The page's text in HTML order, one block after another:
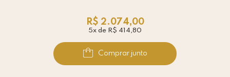
R$ 2.074,00
5x de R$ 414,80
Comprar junto